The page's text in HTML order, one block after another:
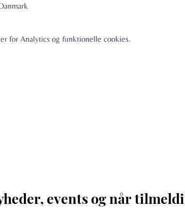
for Analytics og funktionelle cookies.
events og når